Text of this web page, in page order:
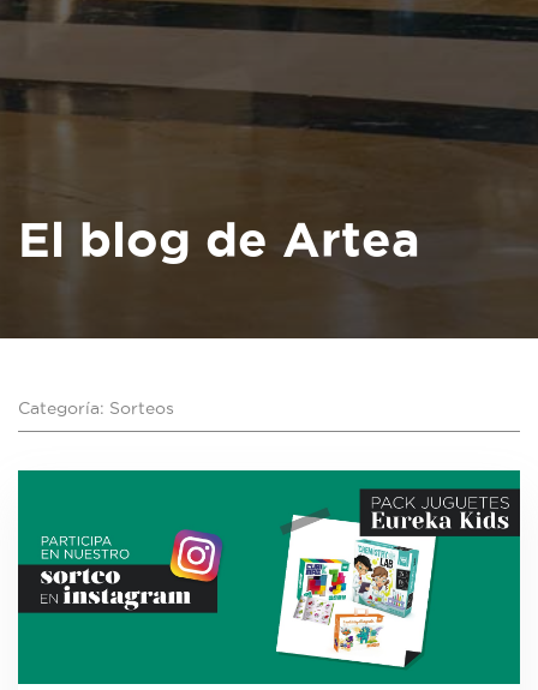
El blog de Artea
Categoría: Sorteos